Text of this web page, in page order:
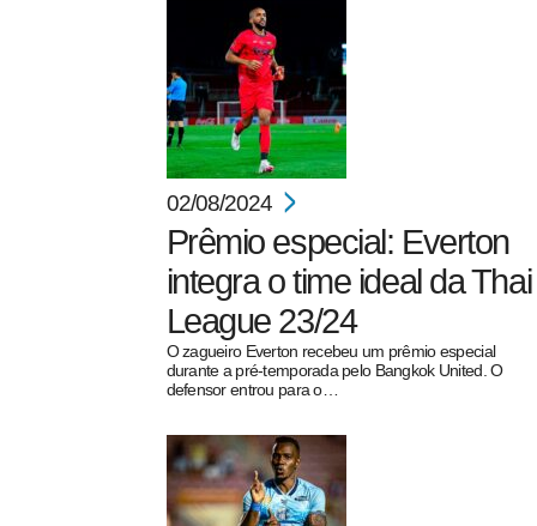
02/08/2024
Prêmio especial: Everton
integra o time ideal da Thai
League 23/24
O zagueiro Everton recebeu um prêmio especial
durante a pré-temporada pelo Bangkok United. O
defensor entrou para o…